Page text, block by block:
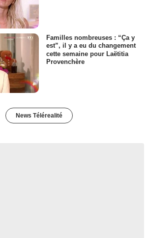
Familles nombreuses : “Ça y
est”, il y a eu du changement
cette semaine pour Laëtitia
Provenchère
News Télérealité